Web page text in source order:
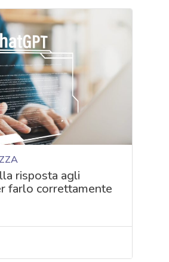
risposta agli
farlo correttamente